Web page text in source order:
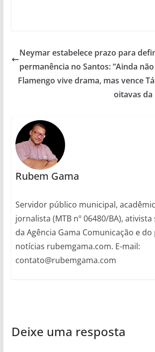
Neymar estabelece prazo para
permanência no Santos: “Ainda não
Flamengo vive drama, mas vence
oitavas
Rubem Gama
Servidor público municipal,
jornalista (MTB nº 06480/BA),
da Agência Gama Comunicação e
notícias rubemgama.com. E-mail:
contato@rubemgama.com
Deixe uma resposta